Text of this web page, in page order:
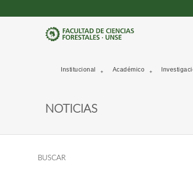
Institucional Académico
NOTICIAS
BUSCAR